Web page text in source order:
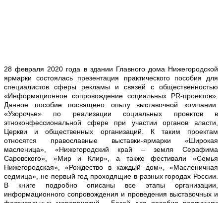
28 февраля 2020 года в здании Главного дома Нижегородской
ярмарки состоялась презентация практического пособия для
специалистов сферы рекламы и связей с общественностью
«Информационное сопровождение социальных PR-проектов».
Данное пособие посвящено опыту выставочной компании
«Узорочье» по реализации социальных проектов в
этноконфессиональной сфере при участии органов власти,
Церкви и общественных организаций. К таким проектам
относятся православные выставки-ярмарки «Широкая
масленица», «Нижегородский край – земля Серафима
Саровского», «Мир и Клир», а также фестивали «Семья
Нижегородская», «Рождество в каждый дом», «Масленичная
седмица», не первый год проходящие в разных городах России.
В книге подробно описаны все этапы организации,
информационного сопровождения и проведения выставочных и